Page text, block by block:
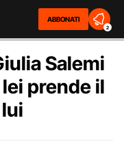
ABBONATI
2
Salemi
prende il